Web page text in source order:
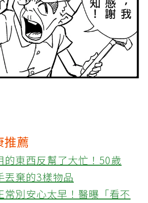
推薦
的東西反幫了大忙！50歲
丟棄的3樣物品
常別安心太早！醫曝「看不